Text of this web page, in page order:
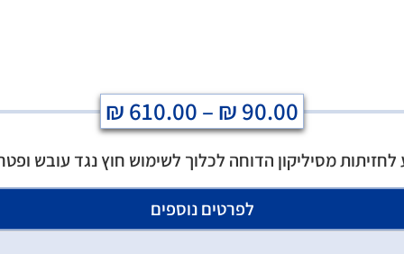
₪90.00
–
₪610.00
מסיליקון הדוחה לכלוך לשימוש חוץ נגד עובש
לפרטים נוספים